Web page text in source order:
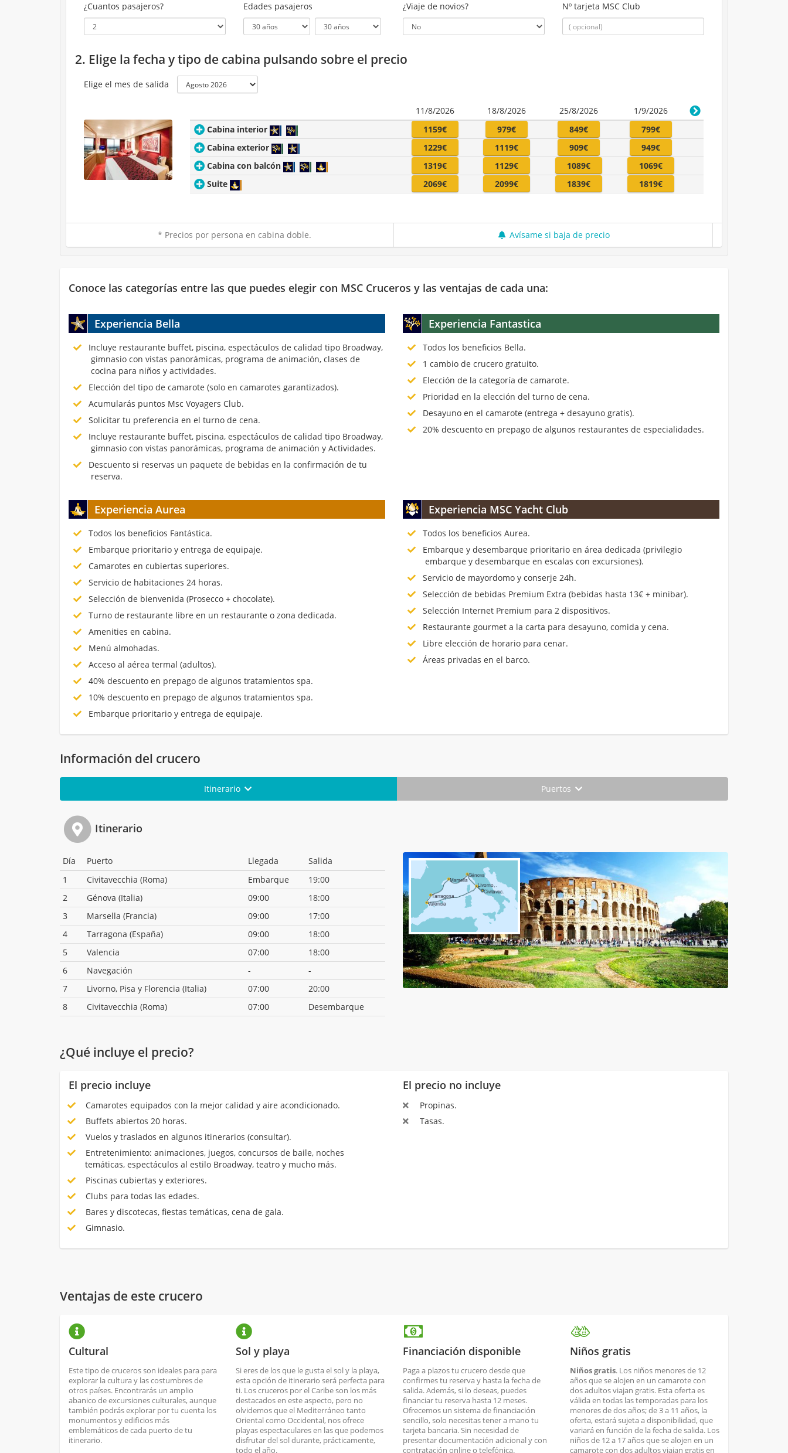
¿Cuantos pasajeros? Edades pasajeros ¿Viaje de novios? Nº tarjeta MSC Club
2. Elige la fecha y tipo de cabina pulsando sobre el precio
Elige el mes de salida
11/8/2026 18/8/2026 25/8/2026
1/9/2026
Cabina interior
1159€ 979€ 849€
799€
Cabina exterior
1229€ 1119€ 909€
949€
Cabina con balcón
1319€ 1129€ 1089€
1069€
Suite
2069€ 2099€ 1839€ 1819€
* Precios por persona en cabina doble. Avísame si baja de precio
Conoce las categorías entre las que puedes elegir con MSC Cruceros y las ventajas de cada una:
Experiencia Bella
Incluye restaurante buffet, piscina, espectáculos de calidad tipo Broadway,
gimnasio con vistas panorámicas, programa de animación, clases de
cocina para niños y actividades.
Elección del tipo de camarote (solo en camarotes garantizados).
Acumularás puntos Msc Voyagers Club.
Solicitar tu preferencia en el turno de cena.
Incluye restaurante buffet, piscina, espectáculos de calidad tipo Broadway,
gimnasio con vistas panorámicas, programa de animación y Actividades.
Descuento si reservas un paquete de bebidas en la confirmación de tu
reserva.
Experiencia Fantastica
Todos los beneficios Bella.
1 cambio de crucero gratuito.
Elección de la categoría de camarote.
Prioridad en la elección del turno de cena.
Desayuno en el camarote (entrega + desayuno gratis).
20% descuento en prepago de algunos restaurantes de especialidades.
Experiencia Aurea
Todos los beneficios Fantástica.
Embarque prioritario y entrega de equipaje.
Camarotes en cubiertas superiores.
Servicio de habitaciones 24 horas.
Selección de bienvenida (Prosecco + chocolate).
Turno de restaurante libre en un restaurante o zona dedicada.
Amenities en cabina.
Menú almohadas.
Acceso al aérea termal (adultos).
40% descuento en prepago de algunos tratamientos spa.
10% descuento en prepago de algunos tratamientos spa.
Embarque prioritario y entrega de equipaje.
Experiencia MSC Yacht Club
Todos los beneficios Aurea.
Embarque y desembarque prioritario en área dedicada (privilegio
embarque y desembarque en escalas con excursiones).
Servicio de mayordomo y conserje 24h.
Selección de bebidas Premium Extra (bebidas hasta 13€ + minibar).
Selección Internet Premium para 2 dispositivos.
Restaurante gourmet a la carta para desayuno, comida y cena.
Libre elección de horario para cenar.
Áreas privadas en el barco.
Información del crucero
Itinerario Puertos
Itinerario
Día Puerto Llegada
Salida
1
Civitavecchia (Roma) Embarque
19:00
2
Génova (Italia) 09:00
18:00
3
Marsella (Francia) 09:00
17:00
4
Tarragona (España) 09:00
18:00
5
Valencia 07:00
18:00
6
Navegación -
-
7
Livorno, Pisa y Florencia (Italia) 07:00
20:00
8
Civitavecchia (Roma) 07:00 Desembarque
¿Qué incluye el precio?
El precio incluye
Camarotes equipados con la mejor calidad y aire acondicionado.
Buffets abiertos 20 horas.
Vuelos y traslados en algunos itinerarios (consultar).
Entretenimiento: animaciones, juegos, concursos de baile, noches
temáticas, espectáculos al estilo Broadway, teatro y mucho más.
Piscinas cubiertas y exteriores.
Clubs para todas las edades.
Bares y discotecas, fiestas temáticas, cena de gala.
Gimnasio.
El precio no incluye
Propinas.
Tasas.
Ventajas de este crucero
Cultural
Este tipo de cruceros son ideales para para
explorar la cultura y las costumbres de
otros países. Encontrarás un amplio
abanico de excursiones culturales, aunque
también podrás explorar por tu cuenta los
monumentos y edificios más
emblemáticos de cada puerto de tu
itinerario.
Sol y playa
Si eres de los que le gusta el sol y la playa,
esta opción de itinerario será perfecta para
ti. Los cruceros por el Caribe son los más
destacados en este aspecto, pero no
olvidemos que el Mediterráneo tanto
Oriental como Occidental, nos ofrece
playas espectaculares en las que podemos
disfrutar del sol durante, prácticamente,
todo el año.
Financiación disponible
Paga a plazos tu crucero desde que
confirmes tu reserva y hasta la fecha de
salida. Además, si lo deseas, puedes
financiar tu reserva hasta 12 meses.
Ofrecemos un sistema de financiación
sencillo, solo necesitas tener a mano tu
tarjeta bancaria. Sin necesidad de
presentar documentación adicional y con
contratación online o telefónica.
Niños gratis
Niños gratis. Los niños menores de 12
años que se alojen en un camarote con
dos adultos viajan gratis. Esta oferta es
válida en todas las temporadas para los
menores de dos años; de 3 a 11 años, la
oferta, estará sujeta a disponibilidad, que
variará en función de la fecha de salida. Los
niños de 12 a 17 años que se alojen en un
camarote con dos adultos viajan gratis en